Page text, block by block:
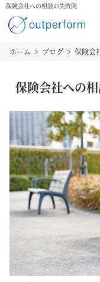
保険会社への相談の失敗例
ホーム ブログ 保険会
保険会社への